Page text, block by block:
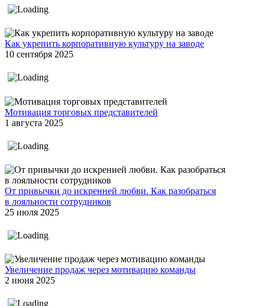
Как укрепить корпоративную культуру на заводе
10 сентября 2025
Мотивация торговых представителей
1 августа 2025
От привычки до искренней любви. Как разобраться
в лояльности сотрудников
25 июля 2025
Увеличение продаж через мотивацию команды
2 июня 2025